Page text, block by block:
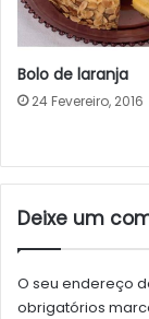
Bolo de laranja
24 Fevereiro, 2016
Deixe um
O seu endereço
obrigatórios